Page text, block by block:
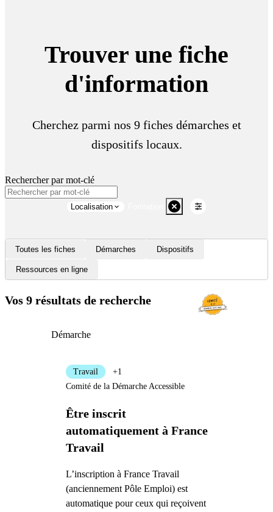
Trouver une fiche
d'information
Cherchez parmi nos 9 fiches démarches et
dispositifs locaux.
Rechercher par mot-clé
Localisation
Toutes les fiches Démarches Dispositifs
Ressources en ligne
Vos 9 résultats de recherche
Démarche
Être inscrit
automatiquement à France
Travail
L’inscription à France Travail
(anciennement Pôle Emploi) est
automatique pour ceux qui reçoivent
Travail
+1
Comité de la Démarche Accessible